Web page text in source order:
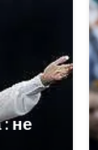
не